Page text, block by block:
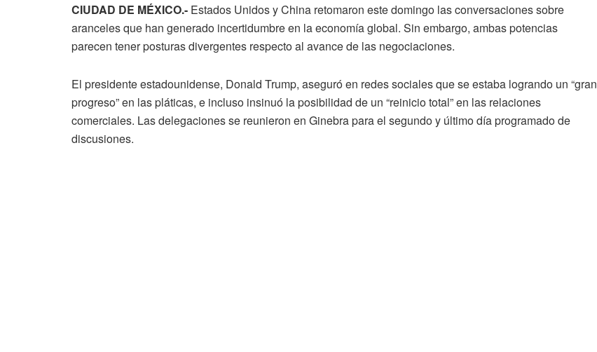
CIUDAD DE MÉXICO.- Estados UnidosyChina retomaron estedomingo lasconversacionessobre
arancelesque han generado incertidumbreen laeconomíaglobal. Sin embargo, ambaspotencias
parecen tenerposturasdivergentes respectoal avancede las negociaciones.
El presidenteestadounidense, Donald Trump, aseguróen redessocialesqueseestaba logrando un “gran
progreso”en laspláticas, e incluso insinuó laposibilidad de un “reiniciototal”en las relaciones
comerciales. Lasdelegacionesse reunieron en Ginebraparael segundoy últimodíaprogramadode
discusiones.